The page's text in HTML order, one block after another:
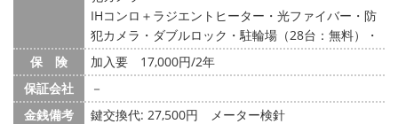
IHコンロ＋ラジエントヒーター・光ファイバー・防
犯カメラ・ダブルロック・駐輪場（28台：無料）・
保 険
加入要 17,000円/2年
保証会社
－
金銭備考
鍵交換代: 27,500円
メーター検針